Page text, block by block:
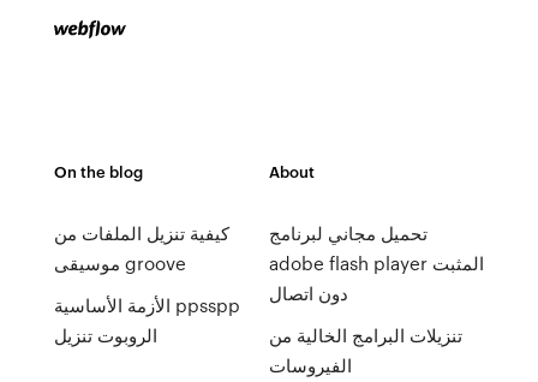
On the blog
كيفية تنزيل الملفات من
موسيقى groove
الأزمة الأساسية ppsspp
الروبوت تنزيل
About
تحميل مجاني لبرنامج
adobe flash player المثبت
دون اتصال
تنزيلات البرامج الخالية من
الفيروسات